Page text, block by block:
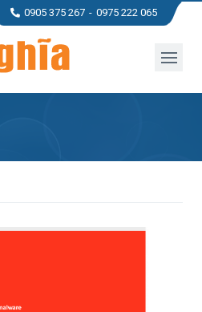
0905 375 267 0975 222 065